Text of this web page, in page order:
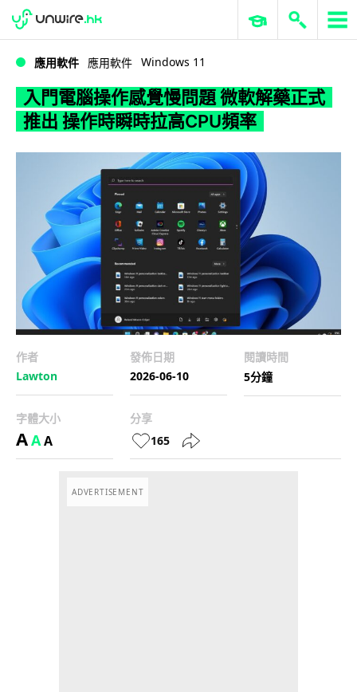
WWDC 2026 ERP 與商業 AI
應用軟件 應用軟件 Windows 11
入門電腦操作感覺慢問題 微軟解藥正式
推出 操作時瞬時拉高CPU頻率
作者
Lawton
發佈日期
2026-06-10
閱讀時間
5分鐘
字體大小
AAA
分享
165
ADVERTISEMENT